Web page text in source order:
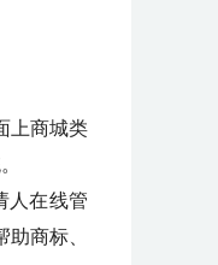
上商城类
人在线管
商标、